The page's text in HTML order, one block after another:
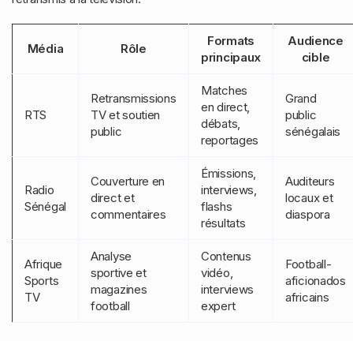
Média Rôle
Formats
principaux
Audience
cible
RTS
Retransmissions
TV et soutien
public
Matches
en direct,
débats,
reportages
Grand
public
sénégalais
Radio
Sénégal
Couverture en
direct et
commentaires
Émissions,
interviews,
flashs
résultats
Auditeurs
locaux et
diaspora
Afrique
Sports
TV
Analyse
sportive et
magazines
football
Contenus
vidéo,
interviews
expert
Football-
aficionados
africains